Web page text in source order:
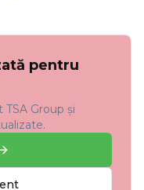
pentru
Group și